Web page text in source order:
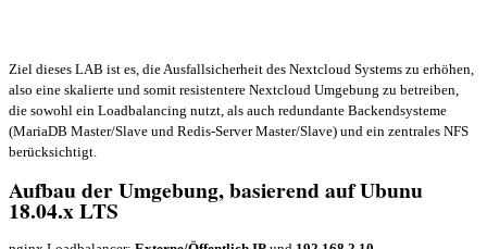
Ziel dieses LAB ist es, die Ausfallsicherheit des Nextcloud Systems zu erhöhen,
also eine skalierte und somit resistentere Nextcloud Umgebung zu betreiben,
die sowohl ein Loadbalancing nutzt, als auch redundante Backendsysteme
(MariaDB Master/Slave und Redis-Server Master/Slave) und ein zentrales NFS
berücksichtigt.
Aufbau der Umgebung, basierend auf Ubunu
18.04.x LTS